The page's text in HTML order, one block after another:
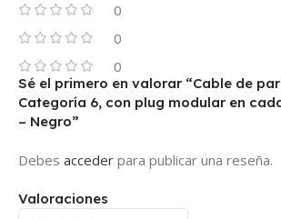
0
0
0
Valoraciones
Sé el primero en valorar “Cable de
Categoría 6, con plug modular en
– Negro”
Debes acceder para publicar una reseña.